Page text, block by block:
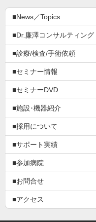
■News／Topics
■Dr.廉澤コンサルティング
■診療/検査/手術依頼
■セミナー情報
■セミナーDVD
■施設･機器紹介
■採用について
■サポート実績
■参加病院
■お問合せ
■アクセス